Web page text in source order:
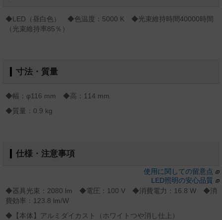
◆LED（昼白色） ◆色温度：5000 K ◆光束維持時間40000時間
（光束維持率85％）
寸法・質量
◆幅：φ116 mm ◆高：114 mm
◆質量：0.9 kg
仕様・注意事項
使用に関しての留意点
LED照明の安心品質
◆器具光束：2080 lm ◆電圧：100 V ◆消費電力：16.8 W ◆消
費効率：123.8 lm/W
◆【本体】アルミダイカスト（ホワイトつや消し仕上）